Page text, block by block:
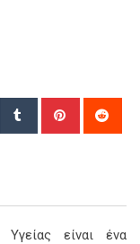
StumbleUpon
Tumblr Pinterest
είναι ένα